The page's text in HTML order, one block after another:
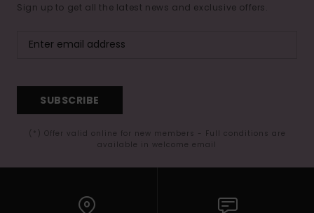
Sign up to get all the latest news and exclusive offers.
SUBSCRIBE
(*) Offer valid online for new members - Full conditions are
available in welcome email